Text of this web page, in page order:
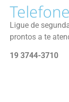
Telefone
Ligue de
prontos a te
19 3744-3710